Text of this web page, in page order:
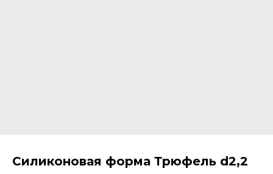
Силиконовая форма Трюфель d2,2